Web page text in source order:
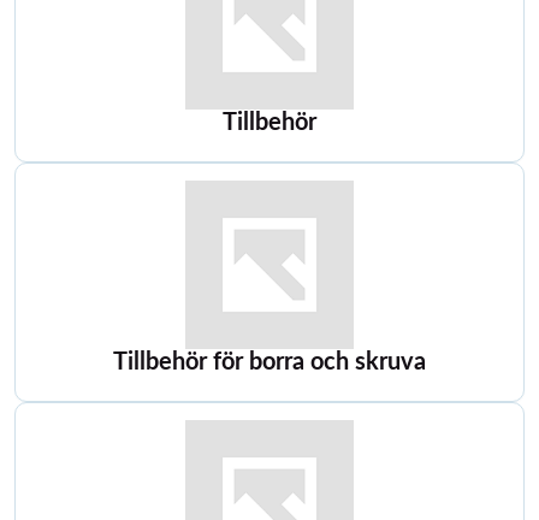
Tillbehör
Tillbehör för borra och skruva